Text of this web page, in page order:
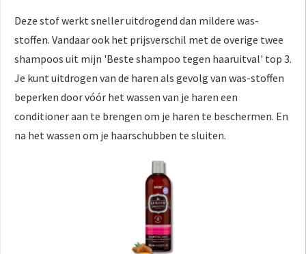
Deze stof werkt sneller uitdrogend dan mildere was-
stoffen. Vandaar ook het prijsverschil met de overige twee
shampoos uit mijn 'Beste shampoo tegen haaruitval' top 3.
Je kunt uitdrogen van de haren als gevolg van was-stoffen
beperken door vóór het wassen van je haren een
conditioner aan te brengen om je haren te beschermen. En
na het wassen om je haarschubben te sluiten.